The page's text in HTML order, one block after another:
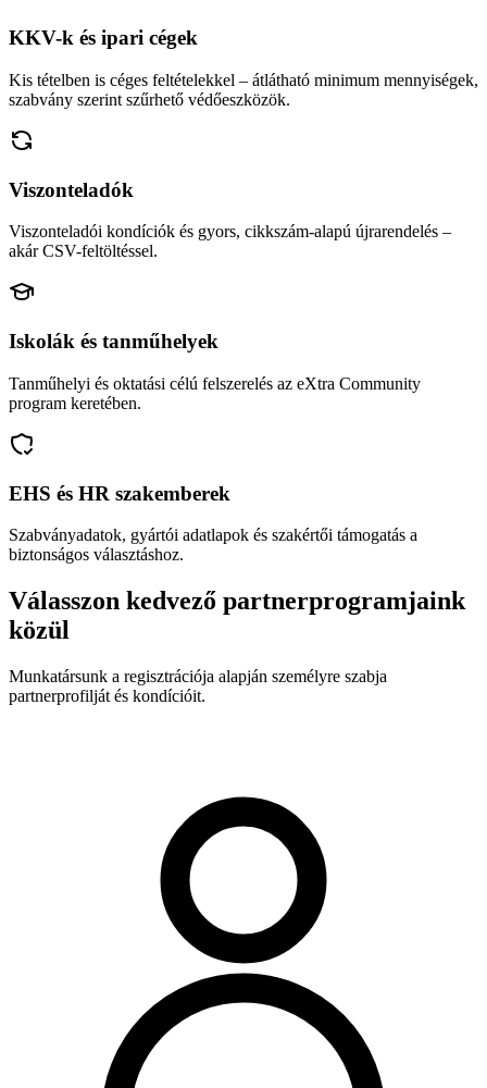
KKV-k és ipari cégek
Kis tételben is céges feltételekkel – átlátható minimum mennyiségek,
szabvány szerint szűrhető védőeszközök.
Viszonteladók
Viszonteladói kondíciók és gyors, cikkszám-alapú újrarendelés –
akár CSV-feltöltéssel.
Iskolák és tanműhelyek
Tanműhelyi és oktatási célú felszerelés az eXtra Community
program keretében.
EHS és HR szakemberek
Szabványadatok, gyártói adatlapok és szakértői támogatás a
biztonságos választáshoz.
Válasszon kedvező partnerprogramjaink
közül
Munkatársunk a regisztrációja alapján személyre szabja
partnerprofilját és kondícióit.